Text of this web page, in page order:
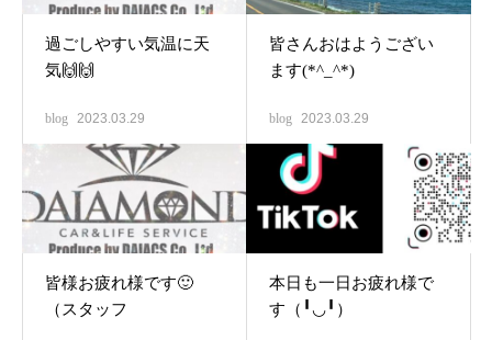
過ごしやすい気温に天
気🙌🙌
blog 2023.03.29
皆さんおはようござい
ます(*^_^*)
blog 2023.03.29
皆様お疲れ様です🙂
（スタッフ
本日も一日お疲れ様で
す（╹◡╹）